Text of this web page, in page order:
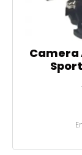
Camera